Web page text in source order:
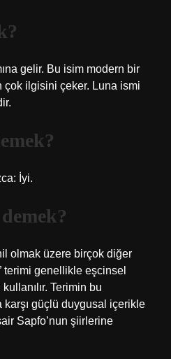
gelir. Bu isim modern bir
ilgisini çeker. Luna ismi
İyi.
olmak üzere birçok diğer
terimi genellikle eşcinsel
Terimin bu
karşı güçlü duygusal içerikle
Sapfo’nun şiirlerine